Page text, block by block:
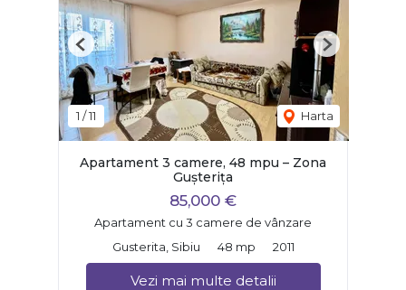
1 /11 Harta
Previous Next
Apartament 3 camere, 48 mpu – Zona
Gușterița
85,000 €
Apartament cu 3 camere de vânzare
Gusterita, Sibiu
48 mp 2011
Vezi mai multe detalii